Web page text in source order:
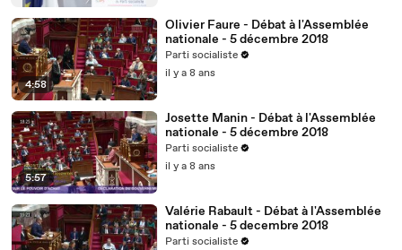
4:58
Olivier Faure - Débat à l'Assemblée
nationale - 5 décembre 2018
Parti socialiste
il y a 8 ans
5:57
Josette Manin - Débat à l'Assemblée
nationale - 5 décembre 2018
Parti socialiste
il y a 8 ans
Valérie Rabault - Débat à l'Assemblée
nationale - 5 decembre 2018
Parti socialiste